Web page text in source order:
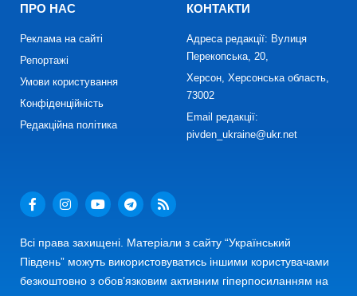
ПРО НАС
Реклама на сайті
Репортажі
Умови користування
Конфіденційність
Редакційна політика
КОНТАКТИ
Адреса редакції: Вулиця
Перекопська, 20,
Херсон, Херсонська область,
73002
Email редакції:
pivden_ukraine@ukr.net
Всі права захищені. Матеріали з сайту “Український
Південь” можуть використовуватись іншими користувачами
безкоштовно з обов’язковим активним гіперпосиланням на